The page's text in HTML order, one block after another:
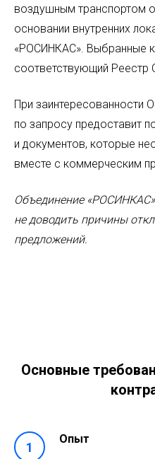
воздушным транспортом
основании внутренних
«РОСИНКАС». Выбранные
соответствующий
При заинтересованности
по запросу предоставит
и документов, которые
вместе с коммерческим
Объединение
не доводить причины
предложений.
Основные
Опыт